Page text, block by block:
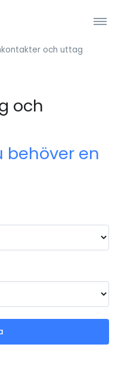
och uttag
och
behöver en